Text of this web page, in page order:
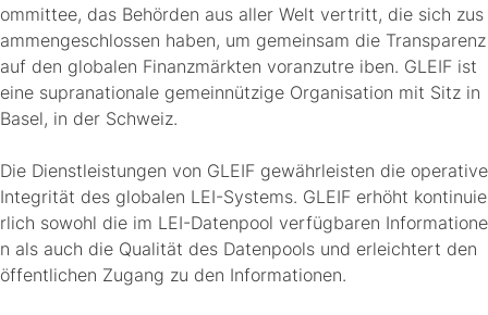
ommittee, das Behörden aus aller Welt vertritt, die sich zus
ammengeschlossen haben, um gemeinsam die Transparenz
auf den globalen Finanzmärkten voranzutre iben. GLEIF ist
eine supranationale gemeinnützige Organisation mit Sitz in
Basel, in der Schweiz.
Die Dienstleistungen von GLEIF gewährleisten die operative
Integrität des globalen LEI-Systems. GLEIF erhöht kontinuie
rlich sowohl die im LEI-Datenpool verfügbaren Informatione
n als auch die Qualität des Datenpools und erleichtert den
öffentlichen Zugang zu den Informationen.